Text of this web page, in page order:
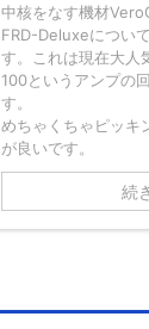
中核をなす機材
FRD-Deluxeについ
す。これは現在大人
100というアンプの
す。
めちゃくちゃピッキ
が良いです。
続